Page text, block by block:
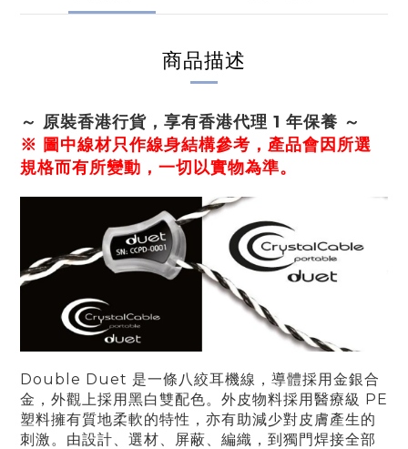
商品描述
～ 原裝香港行貨，享有香港代理 1 年保養 ～
※ 圖中線材只作線身結構參考，產品會因所選
規格而有所變動，一切以實物為準。
Double Duet 是一條八絞耳機線，導體採用金銀合
金，外觀上採用黑白雙配色。外皮物料採用醫療級 PE
塑料擁有質地柔軟的特性，亦有助減少對皮膚產生的
刺激。 由設計、選材、屏蔽、編織，到獨門焊接全部